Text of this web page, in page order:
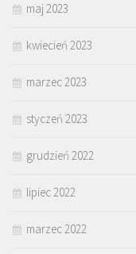
maj 2023
kwiecień 2023
marzec 2023
styczeń 2023
grudzień 2022
lipiec 2022
marzec 2022